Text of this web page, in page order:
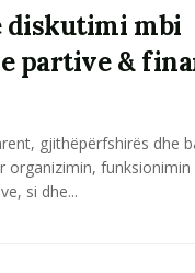
diskutimi mbi
partive &
gjithëpërfshirës dhe
organizimin, funksionimin
si dhe...